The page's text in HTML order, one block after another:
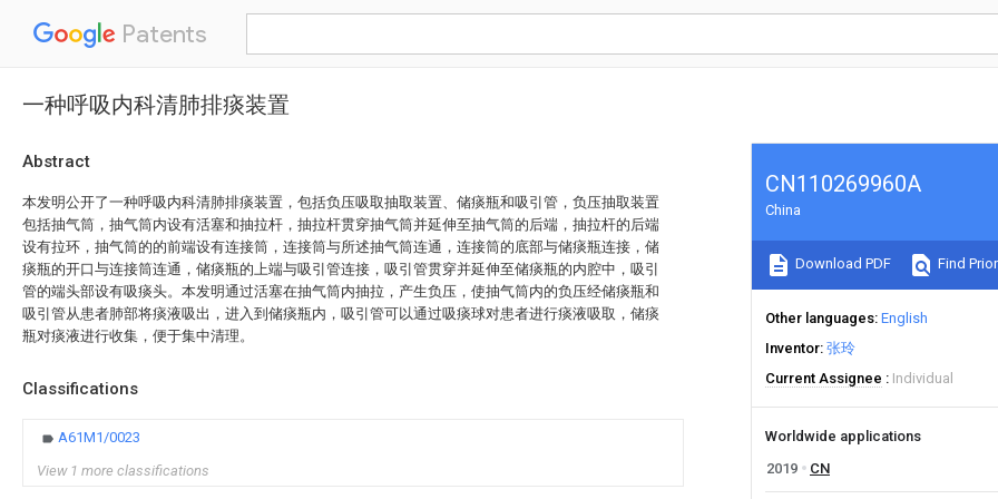
Patents
一种呼吸内科清肺排痰装置
Abstract
本发明公开了一种呼吸内科清肺排痰装置，包括负压吸取抽取装置、储痰瓶和吸引管，负压抽取装置
包括抽气筒，抽气筒内设有活塞和抽拉杆，抽拉杆贯穿抽气筒并延伸至抽气筒的后端，抽拉杆的后端
设有拉环，抽气筒的的前端设有连接筒，连接筒与所述抽气筒连通，连接筒的底部与储痰瓶连接，储
痰瓶的开口与连接筒连通，储痰瓶的上端与吸引管连接，吸引管贯穿并延伸至储痰瓶的内腔中，吸引
管的端头部设有吸痰头。本发明通过活塞在抽气筒内抽拉，产生负压，使抽气筒内的负压经储痰瓶和
吸引管从患者肺部将痰液吸出，进入到储痰瓶内，吸引管可以通过吸痰球对患者进行痰液吸取，储痰
瓶对痰液进行收集，便于集中清理。
Classifications
A61M1/0023
View 1 more classifications
CN110269960A
China
Download PDF Find
Other languages English
Inventor 张玲
Current Assignee
Individual
Worldwide applications
2019
CN